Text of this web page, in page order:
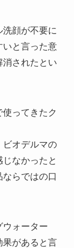
顔が不要に
いと言った意
消されたとい
ってきたク
ビオデルマの
なかったと
らではの口
ォーター
果があると言